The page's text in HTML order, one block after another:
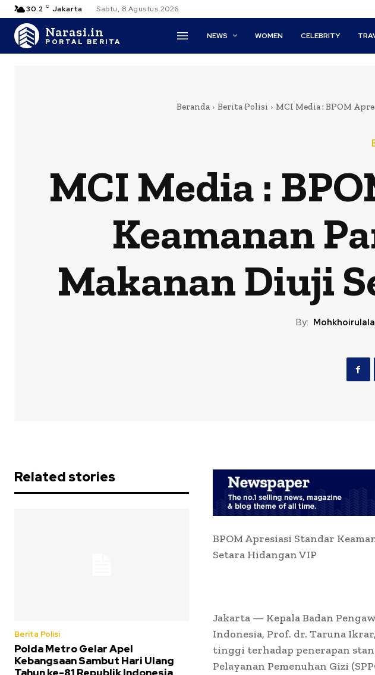
30.2 C Jakarta Sabtu, 8 Agustus 2026
Narasi.in
PORTAL BERITA
NEWS WOMEN CELEBRITY
Beranda Berita Polisi MCI Media : BPOM
MCI Media :
Keamanan
Makanan Diuji
By:
Related stories
Berita Polisi
Polda Metro Gelar Apel
Kebangsaan Sambut Hari Ulang
BPOM Apresiasi Standar
Setara Hidangan VIP
Jakarta — Kepala Badan
Indonesia, Prof. dr. Taruna
tinggi terhadap penerapan
Pelayanan Pemenuhan Gizi